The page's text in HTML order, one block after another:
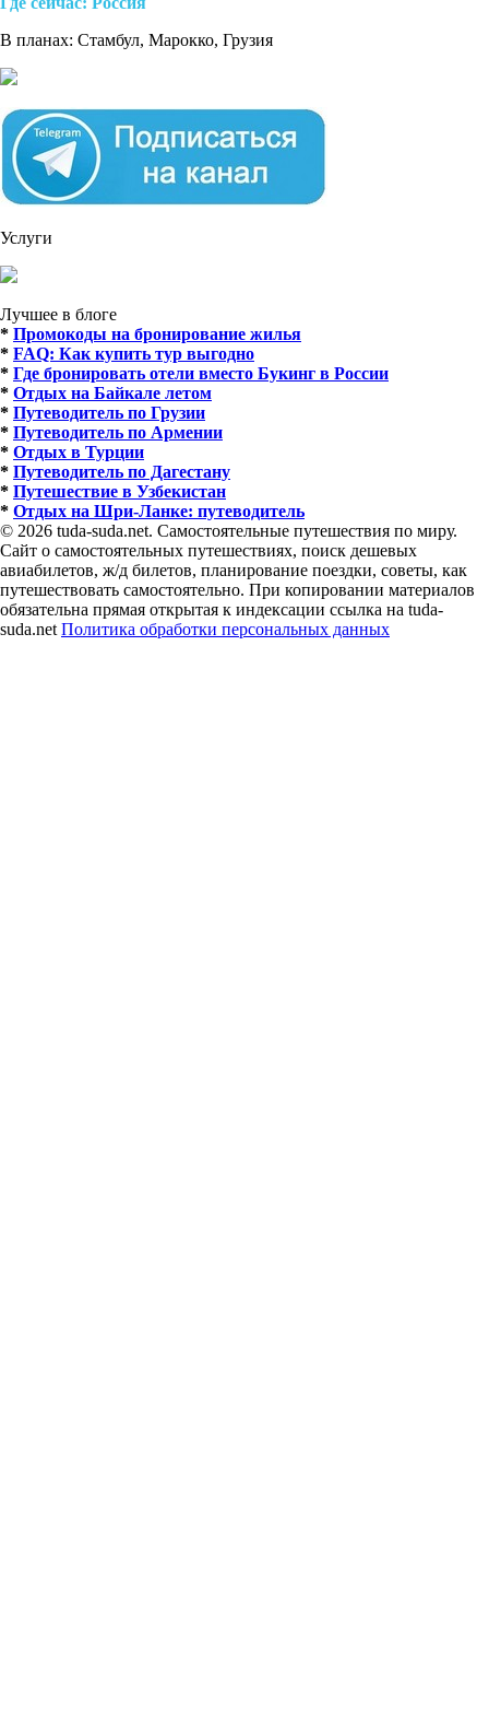
В планах: Стамбул, Марокко, Грузия
Услуги
Лучшее в блоге
* Промокоды на бронирование жилья
* FAQ: Как купить тур выгодно
* Где бронировать отели вместо Букинг в России
* Отдых на Байкале летом
* Путеводитель по Грузии
* Путеводитель по Армении
* Отдых в Турции
* Путеводитель по Дагестану
* Путешествие в Узбекистан
* Отдых на Шри-Ланке: путеводитель
© 2026 tuda-suda.net. Самостоятельные путешествия по миру.
Сайт о самостоятельных путешествиях, поиск дешевых
авиабилетов, ж/д билетов, планирование поездки, советы, как
путешествовать самостоятельно. При копировании материалов
обязательна прямая открытая к индексации ссылка на tuda-
suda.net Политика обработки персональных данных